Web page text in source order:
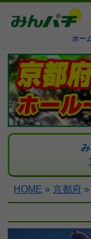
ホー
HOME » 京都府 »